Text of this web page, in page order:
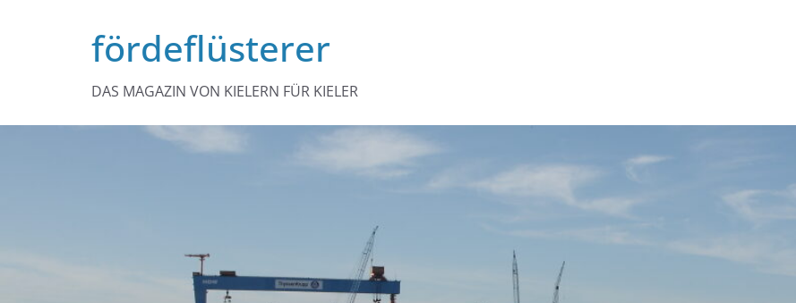
fördeflüsterer
DAS MAGAZIN VON KIELERN FÜR KIELER